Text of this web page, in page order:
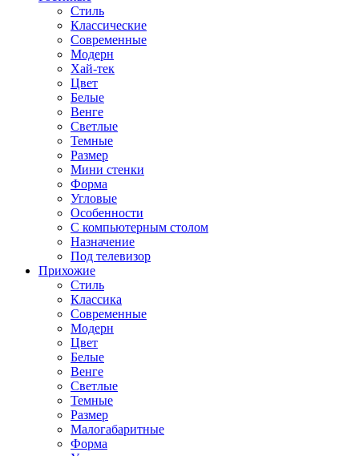
Стиль
Классические
Современные
Модерн
Хай-тек
Цвет
Белые
Венге
Светлые
Темные
Размер
Мини стенки
Форма
Угловые
Особенности
С компьютерным столом
Назначение
Под телевизор
Прихожие
Стиль
Классика
Современные
Модерн
Цвет
Белые
Венге
Светлые
Темные
Размер
Малогабаритные
Форма